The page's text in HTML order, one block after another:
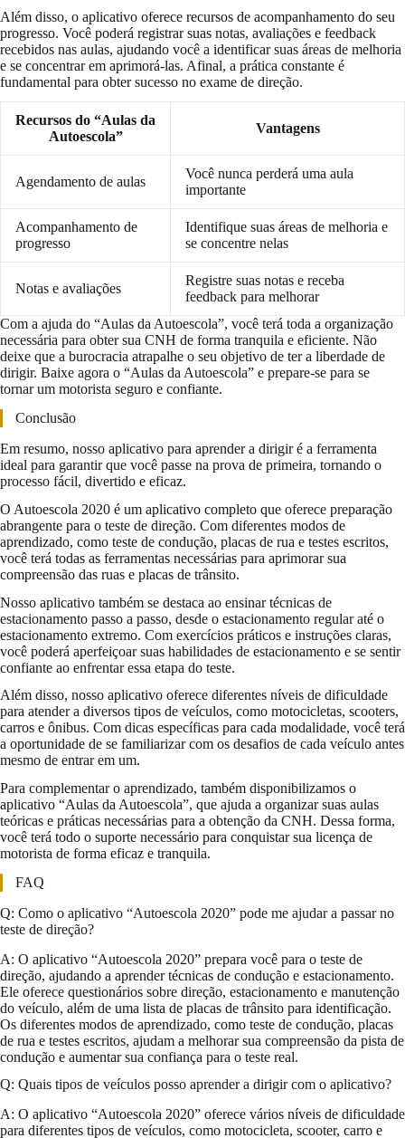
Além disso, o aplicativo oferece recursos de acompanhamento do seu
progresso. Você poderá registrar suas notas, avaliações e feedback
recebidos nas aulas, ajudando você a identificar suas áreas de melhoria
e se concentrar em aprimorá-las. Afinal, a prática constante é
fundamental para obter sucesso no exame de direção.
Recursos do “Aulas da
Autoescola”
Vantagens
Agendamento de aulas
Você nunca perderá uma aula
importante
Acompanhamento de
progresso
Identifique suas áreas de melhoria e
se concentre nelas
Notas e avaliações
Registre suas notas e receba
feedback para melhorar
Com a ajuda do “Aulas da Autoescola”, você terá toda a organização
necessária para obter sua CNH de forma tranquila e eficiente. Não
deixe que a burocracia atrapalhe o seu objetivo de ter a liberdade de
dirigir. Baixe agora o “Aulas da Autoescola” e prepare-se para se
tornar um motorista seguro e confiante.
Conclusão
Em resumo, nosso aplicativo para aprender a dirigir é a ferramenta
ideal para garantir que você passe na prova de primeira, tornando o
processo fácil, divertido e eficaz.
O Autoescola 2020 é um aplicativo completo que oferece preparação
abrangente para o teste de direção. Com diferentes modos de
aprendizado, como teste de condução, placas de rua e testes escritos,
você terá todas as ferramentas necessárias para aprimorar sua
compreensão das ruas e placas de trânsito.
Nosso aplicativo também se destaca ao ensinar técnicas de
estacionamento passo a passo, desde o estacionamento regular até o
estacionamento extremo. Com exercícios práticos e instruções claras,
você poderá aperfeiçoar suas habilidades de estacionamento e se sentir
confiante ao enfrentar essa etapa do teste.
Além disso, nosso aplicativo oferece diferentes níveis de dificuldade
para atender a diversos tipos de veículos, como motocicletas, scooters,
carros e ônibus. Com dicas específicas para cada modalidade, você terá
a oportunidade de se familiarizar com os desafios de cada veículo antes
mesmo de entrar em um.
Para complementar o aprendizado, também disponibilizamos o
aplicativo “Aulas da Autoescola”, que ajuda a organizar suas aulas
teóricas e práticas necessárias para a obtenção da CNH. Dessa forma,
você terá todo o suporte necessário para conquistar sua licença de
motorista de forma eficaz e tranquila.
FAQ
Q: Como o aplicativo “Autoescola 2020” pode me ajudar a passar no
teste de direção?
A: O aplicativo “Autoescola 2020” prepara você para o teste de
direção, ajudando a aprender técnicas de condução e estacionamento.
Ele oferece questionários sobre direção, estacionamento e manutenção
do veículo, além de uma lista de placas de trânsito para identificação.
Os diferentes modos de aprendizado, como teste de condução, placas
de rua e testes escritos, ajudam a melhorar sua compreensão da pista de
condução e aumentar sua confiança para o teste real.
Q: Quais tipos de veículos posso aprender a dirigir com o aplicativo?
A: O aplicativo “Autoescola 2020” oferece vários níveis de dificuldade
para diferentes tipos de veículos, como motocicleta, scooter, carro e